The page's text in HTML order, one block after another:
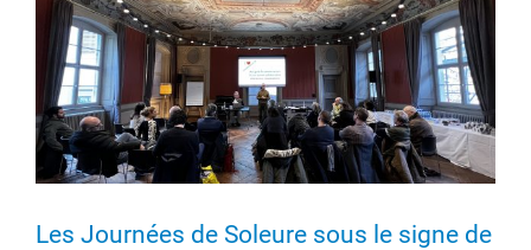
Les Journées de Soleure sous le signe de